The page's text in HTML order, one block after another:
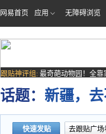
网易首页 应用 无障碍浏览
跟贴神评组: 最奇葩动物园！全靠
场子
话题： 新疆，
快速发贴 去跟贴广场